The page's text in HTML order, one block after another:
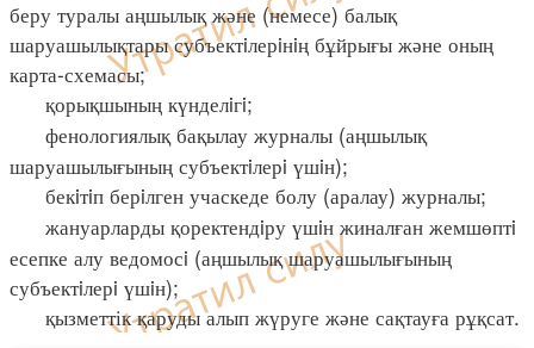
беру туралы аңшылық және (немесе) балық
шаруашылықтары субъектiлерiнiң бұйрығы және оның
карта-схемасы;
қорықшының күнделiгi;
фенологиялық бақылау журналы (аңшылық
шаруашылығының субъектiлерi үшiн);
бекiтiп берiлген учаскеде болу (аралау) журналы;
жануарларды қоректендiру үшiн жиналған жемшөптi
есепке алу ведомосi (аңшылық шаруашылығының
субъектiлерi үшiн);
қызметтік қаруды алып жүруге және сақтауға рұқсат.